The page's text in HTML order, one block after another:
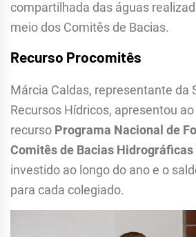
compartilhada das águas
meio dos Comitês de Bacias.
Recurso Procomitês
Márcia Caldas, representante da
Recursos Hídricos, apresentou
recurso Programa Nacional de
Comitês de Bacias
investido ao longo do ano e o
para cada colegiado.